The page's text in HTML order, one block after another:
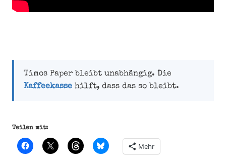
Timos Paper bleibt unabhängig. Die
Kaffeekassehilft, dass das so bleibt.
Teilen mit:
Mehr